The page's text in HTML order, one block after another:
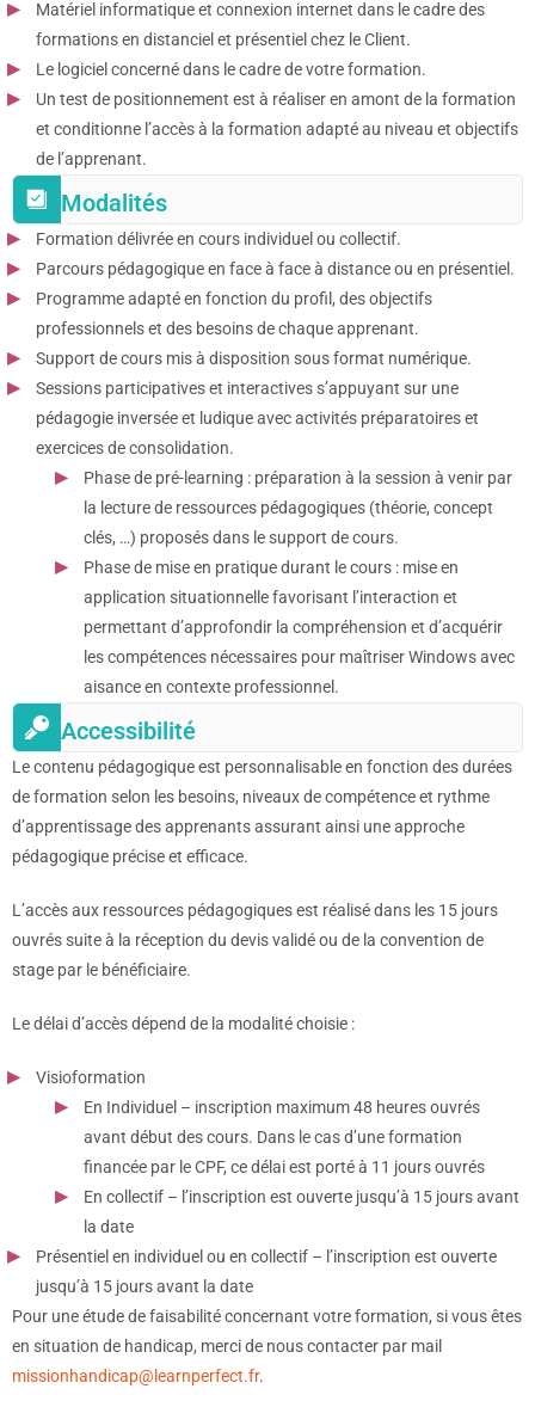
Matériel informatique et connexion internet dans le cadre des
formations en distanciel et présentiel chez le Client.
Le logiciel concerné dans le cadre de votre formation.
Un test de positionnement est à réaliser en amont de la formation
et conditionne l’accès à la formation adapté au niveau et objectifs
de l’apprenant.
Modalités
Formation délivrée en cours individuel ou collectif.
Parcours pédagogique en face à face à distance ou en présentiel.
Programme adapté en fonction du profil, des objectifs
professionnels et des besoins de chaque apprenant.
Support de cours mis à disposition sous format numérique.
Sessions participatives et interactives s’appuyant sur une
pédagogie inversée et ludique avec activités préparatoires et
exercices de consolidation.
Phase de pré-learning : préparation à la session à venir par
la lecture de ressources pédagogiques (théorie, concept
clés, …) proposés dans le support de cours.
Phase de mise en pratique durant le cours : mise en
application situationnelle favorisant l’interaction et
permettant d’approfondir la compréhension et d’acquérir
les compétences nécessaires pour maîtriser Windows avec
aisance en contexte professionnel.
Accessibilité
Le contenu pédagogique est personnalisable en fonction des durées
de formation selon les besoins, niveaux de compétence et rythme
d’apprentissage des apprenants assurant ainsi une approche
pédagogique précise et efficace.
L’accès aux ressources pédagogiques est réalisé dans les 15 jours
ouvrés suite à la réception du devis validé ou de la convention de
stage par le bénéficiaire.
Le délai d’accès dépend de la modalité choisie :
Visioformation
En Individuel – inscription maximum 48 heures ouvrés
avant début des cours. Dans le cas d’une formation
financée par le CPF, ce délai est porté à 11 jours ouvrés
En collectif – l’inscription est ouverte jusqu’à 15 jours avant
la date
Présentiel en individuel ou en collectif – l’inscription est ouverte
jusqu’à 15 jours avant la date
Pour une étude de faisabilité concernant votre formation, si vous êtes
en situation de handicap, merci de nous contacter par mail
missionhandicap@learnperfect.fr.